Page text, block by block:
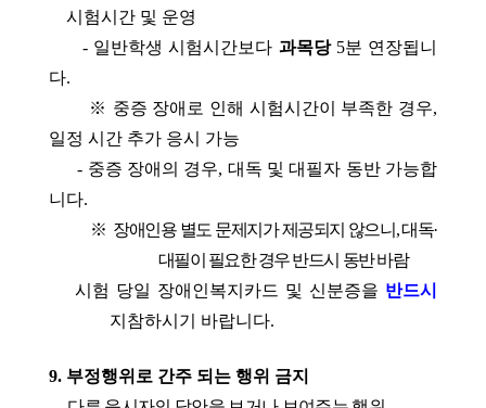
시험시간 및 운영
- 일반학생 시험시간보다 과목당 5분 연장됩니
다.
※ 중증 장애로 인해 시험시간이 부족한 경우,
일정 시간 추가 응시 가능
- 중증 장애의 경우, 대독 및 대필자 동반 가능합
니다.
※ 장애인용 별도 문제지가 제공되지 않으니 ,대독·
대필이 필요한 경우 반드시 동반 바람
시험 당일 장애인복지카드 및 신분증을 반드시
지참하시기 바랍니다.
9. 부정행위로 간주 되는 행위 금지